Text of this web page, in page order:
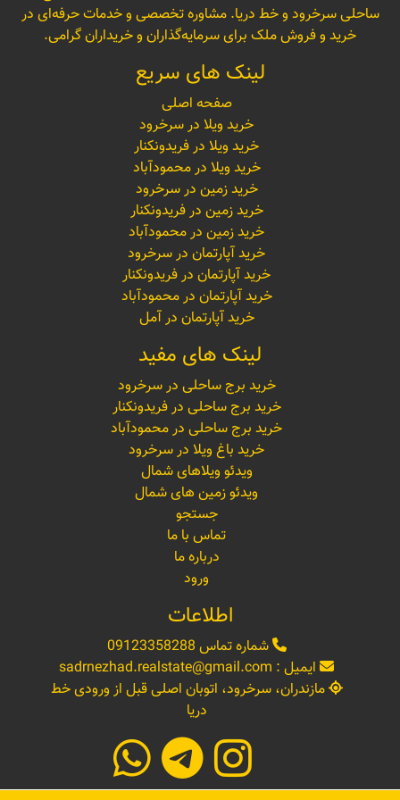
ساحلی سرخرود و خط دریا. مشاوره تخصصی و خدمات حرفه‌ای در
خرید و فروش ملک برای سرمایه‌گذاران و خریداران گرامی.
لینک های سریع
صفحه اصلی
خرید ویلا در سرخرود
خرید ویلا در فریدونکنار
خرید ویلا در محمودآباد
خرید زمین در سرخرود
خرید زمین در فریدونکنار
خرید زمین در محمودآباد
خرید آپارتمان در سرخرود
خرید آپارتمان در فریدونکنار
خرید آپارتمان در محمودآباد
خرید آپارتمان در آمل
لینک های مفید
خرید برج ساحلی در سرخرود
خرید برج ساحلی در فریدونکنار
خرید برج ساحلی در محمودآباد
خرید باغ ویلا در سرخرود
ویدئو ویلاهای شمال
ویدئو زمین های شمال
جستجو
تماس با ما
درباره ما
ورود
اطلاعات
شماره تماس 09123358288
ایمیل : sadrnezhad.realstate@gmail.com
مازندران، سرخرود، اتوبان اصلی قبل از ورودی خط
دریا